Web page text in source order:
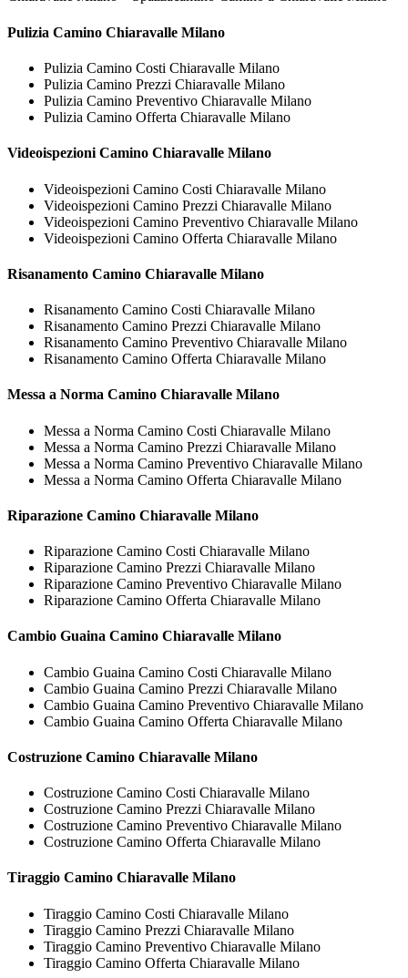
Pulizia Camino Chiaravalle Milano
Pulizia Camino Costi Chiaravalle Milano
Pulizia Camino Prezzi Chiaravalle Milano
Pulizia Camino Preventivo Chiaravalle Milano
Pulizia Camino Offerta Chiaravalle Milano
Videoispezioni Camino Chiaravalle Milano
Videoispezioni Camino Costi Chiaravalle Milano
Videoispezioni Camino Prezzi Chiaravalle Milano
Videoispezioni Camino Preventivo Chiaravalle Milano
Videoispezioni Camino Offerta Chiaravalle Milano
Risanamento Camino Chiaravalle Milano
Risanamento Camino Costi Chiaravalle Milano
Risanamento Camino Prezzi Chiaravalle Milano
Risanamento Camino Preventivo Chiaravalle Milano
Risanamento Camino Offerta Chiaravalle Milano
Messa a Norma Camino Chiaravalle Milano
Messa a Norma Camino Costi Chiaravalle Milano
Messa a Norma Camino Prezzi Chiaravalle Milano
Messa a Norma Camino Preventivo Chiaravalle Milano
Messa a Norma Camino Offerta Chiaravalle Milano
Riparazione Camino Chiaravalle Milano
Riparazione Camino Costi Chiaravalle Milano
Riparazione Camino Prezzi Chiaravalle Milano
Riparazione Camino Preventivo Chiaravalle Milano
Riparazione Camino Offerta Chiaravalle Milano
Cambio Guaina Camino Chiaravalle Milano
Cambio Guaina Camino Costi Chiaravalle Milano
Cambio Guaina Camino Prezzi Chiaravalle Milano
Cambio Guaina Camino Preventivo Chiaravalle Milano
Cambio Guaina Camino Offerta Chiaravalle Milano
Costruzione Camino Chiaravalle Milano
Costruzione Camino Costi Chiaravalle Milano
Costruzione Camino Prezzi Chiaravalle Milano
Costruzione Camino Preventivo Chiaravalle Milano
Costruzione Camino Offerta Chiaravalle Milano
Tiraggio Camino Chiaravalle Milano
Tiraggio Camino Costi Chiaravalle Milano
Tiraggio Camino Prezzi Chiaravalle Milano
Tiraggio Camino Preventivo Chiaravalle Milano
Tiraggio Camino Offerta Chiaravalle Milano